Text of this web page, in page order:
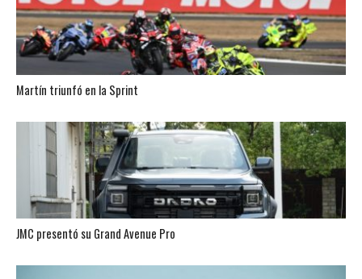
Martín triunfó en la Sprint
JMC presentó su Grand Avenue Pro